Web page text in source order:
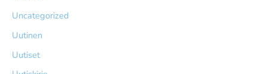
Uncategorized
Uutinen
Uutiset